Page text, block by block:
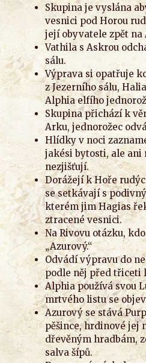
Skupina je vyslána
vesnici pod Horou
její obyvatele zpět na
Vathila s Askrou
sálu.
Výprava si opatřuje
z Jezerního sálu,
Alphia elfího
Skupina přichází k
Arku, jednorožec
Hlídky v noci
jakési bytosti, ale ani
nezjišťují.
Dorážejí k Hoře
se setkávají s
kterém jim Hagias
ztracené vesnici.
Na Rivovu otázku,
„Azurový.“
Odvádí výpravu do
podle něj před třiceti
Alphia používá svou
mrtvého listu se
Azurový se stává
pěšince, hrdinové jej
dřevěným hradbám,
salva šípů.